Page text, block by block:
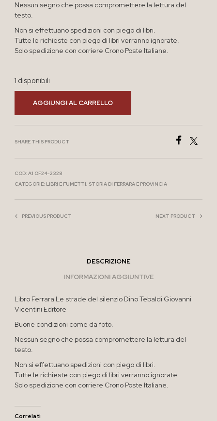
Nessun segno che possa compromettere la lettura del
testo.
Non si effettuano spedizioni con piego di libri.
Tutte le richieste con piego di libri verranno ignorate.
Solo spedizione con corriere Crono Poste Italiane.
1 disponibili
AGGIUNGI AL CARRELLO
SHARE THIS PRODUCT
COD: A1 OF24-2328
CATEGORIE: LIBRI E FUMETTI, STORIA DI FERRARA E PROVINCIA
PREVIOUS PRODUCT NEXT PRODUCT
DESCRIZIONE
INFORMAZIONI AGGIUNTIVE
Libro Ferrara Le strade del silenzio Dino Tebaldi Giovanni
Vicentini Editore
Buone condizioni come da foto.
Nessun segno che possa compromettere la lettura del
testo.
Non si effettuano spedizioni con piego di libri.
Tutte le richieste con piego di libri verranno ignorate.
Solo spedizione con corriere Crono Poste Italiane.
Correlati